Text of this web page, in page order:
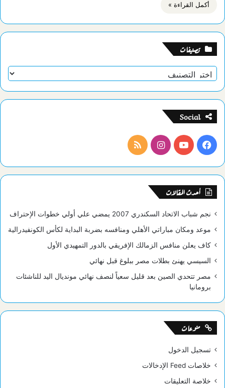
أكمل القراءة »
تصنيفات
تصنيفات
Social
فيسبوكيوتيوبانستقرامملخص
الموقع
أحدث المقالات
نجم شباب الاتحاد السكندري 2007 يمضي علي أولي خطوات الإحتراف
موعد ومكان مباراتي الأهلي ومنافسه بضربة البداية لكأس الكونفيدرالية
كاف يعلن منافس الزمالك الإفريقي بالدور التمهيدي الأول
السيسي يهنئ بطلات مصر ببلوغ قبل نهائي
مصر تتحدي الصين بعد قليل سعياً لنصف نهائي مونديال اليد للناشئات
برومانيا
منوعات
تسجيل الدخول
خلاصات Feed الإدخالات
خلاصة التعليقات